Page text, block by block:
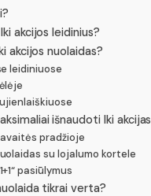
akcijos leidinius?
akcijos nuolaidas?
leidiniuose
išnaudoti Iki akcijas
pradžioje
su lojalumo kortele
pasiūlymus
tikrai verta?